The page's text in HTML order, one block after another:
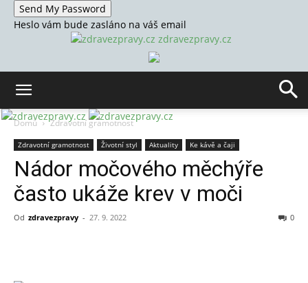
Heslo vám bude zasláno na váš email
zdravezpravy.cz
Domů Zdravotní gramotnost
Zdravotní gramotnost Životní styl Aktuality Ke kávě a čaji
Nádor močového měchýře
často ukáže krev v moči
Od zdravezpravy - 27. 9. 2022 0